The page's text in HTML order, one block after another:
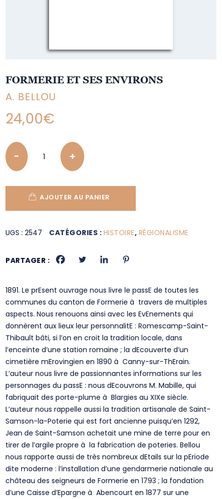
FORMERIE ET SES ENVIRONS
A. BELLOU
24,00€
Quantity
AJOUTER AU PANIER
UGS :2547 CATÉGORIES : HISTOIRE, RÉGIONALISME
PARTAGER :
1891. Le prEsent ouvrage nous livre le passE de toutes les
communes du canton de Formerie à travers de multiples
aspects. Nous renouons ainsi avec les EvEnements qui
donnèrent aux lieux leur personnalitE : Romescamp-Saint-
Thibault bâti, si l’on en croit la tradition locale, dans
l’enceinte d’une station romaine ; la dEcouverte d’un
cimetière mErovingien en 1890 à Canny-sur-ThErain.
L’auteur nous livre de passionnantes informations sur les
personnages du passE : nous dEcouvrons M. Mabille, qui
fabriquait des porte-plume à Blargies au XIXe siècle.
L’auteur nous rappelle aussi la tradition artisanale de Saint-
Samson-la-Poterie qui est fort ancienne puisqu’en 1292,
Jean de Saint-Samson achetait une mine de terre pour en
tirer de l’argile propre à la fabrication de poteries. Bellou
nous rapporte aussi de très nombreux dEtails sur la pEriode
dite moderne : l’installation d’une gendarmerie nationale au
château des seigneurs de Formerie en 1793 ; la fondation
d’une Caisse d’Epargne à Abencourt en 1877 sur une